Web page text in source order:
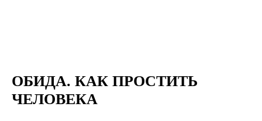
ОБИДА. КАК ПРОСТИТЬ
ЧЕЛОВЕКА